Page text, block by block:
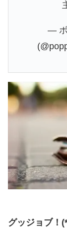
— ボ
グッジョブ！